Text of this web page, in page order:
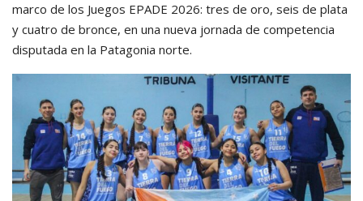
marco de los Juegos EPADE 2026: tres de oro, seis de plata
y cuatro de bronce, en una nueva jornada de competencia
disputada en la Patagonia norte.